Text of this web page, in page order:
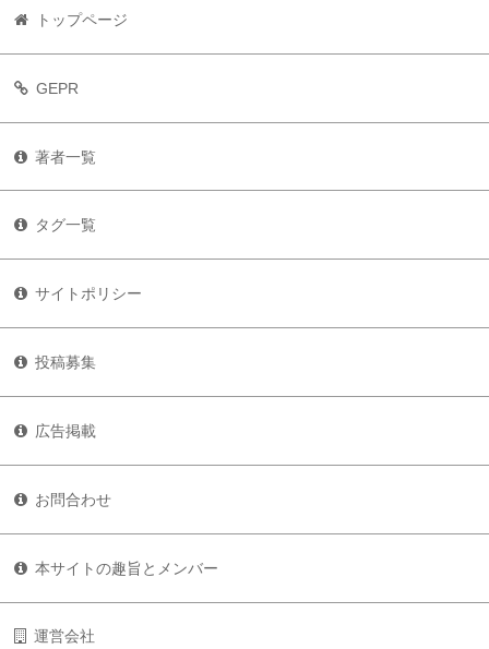
トップページ
GEPR
著者一覧
タグ一覧
サイトポリシー
投稿募集
広告掲載
お問合わせ
本サイトの趣旨とメンバー
運営会社